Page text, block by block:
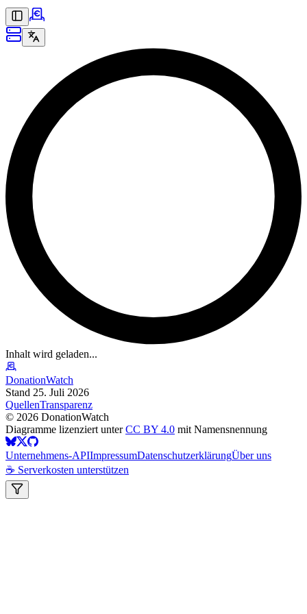
Inhalt wird geladen...
DonationWatch
Stand 25. Juli 2026
QuellenTransparenz
© 2026 DonationWatch
Diagramme lizenziert unterCC BY 4.0 mit Namensnennung
Unternehmens-APIImpressumDatenschutzerklärungÜber uns
☕ Serverkosten unterstützen